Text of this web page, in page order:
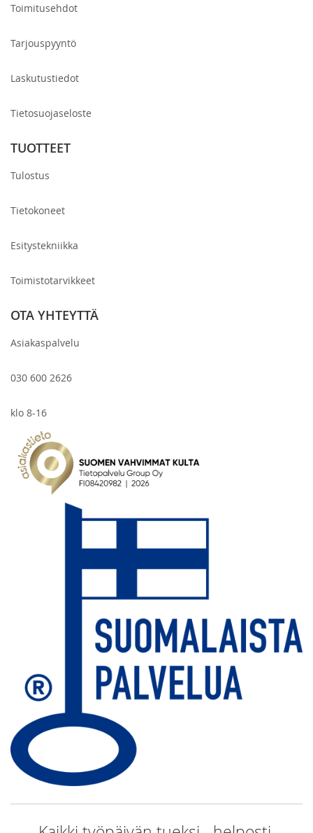
Toimitusehdot
Tarjouspyyntö
Laskutustiedot
Tietosuojaseloste
TUOTTEET
Tulostus
Tietokoneet
Esitystekniikka
Toimistotarvikkeet
OTA YHTEYTTÄ
Asiakaspalvelu
030 600 2626
klo 8-16